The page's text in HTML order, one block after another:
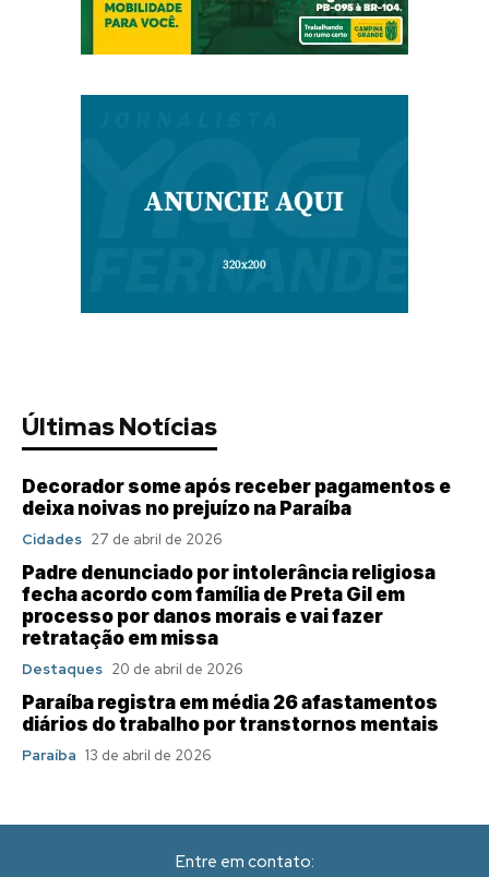
Últimas Notícias
Decorador some após receber pagamentos e
deixa noivas no prejuízo na Paraíba
Cidades 27 de abril de 2026
Padre denunciado por intolerância religiosa
fecha acordo com família de Preta Gil em
processo por danos morais e vai fazer
retratação em missa
Destaques 20 de abril de 2026
Paraíba registra em média 26 afastamentos
diários do trabalho por transtornos mentais
Paraíba 13 de abril de 2026
Entre em contato: